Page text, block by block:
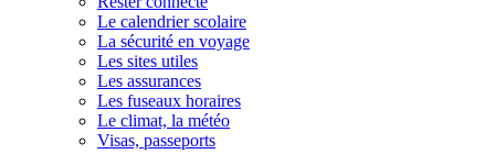
Le calendrier scolaire
La sécurité en voyage
Les sites utiles
Les assurances
Les fuseaux horaires
Le climat, la météo
Visas, passeports